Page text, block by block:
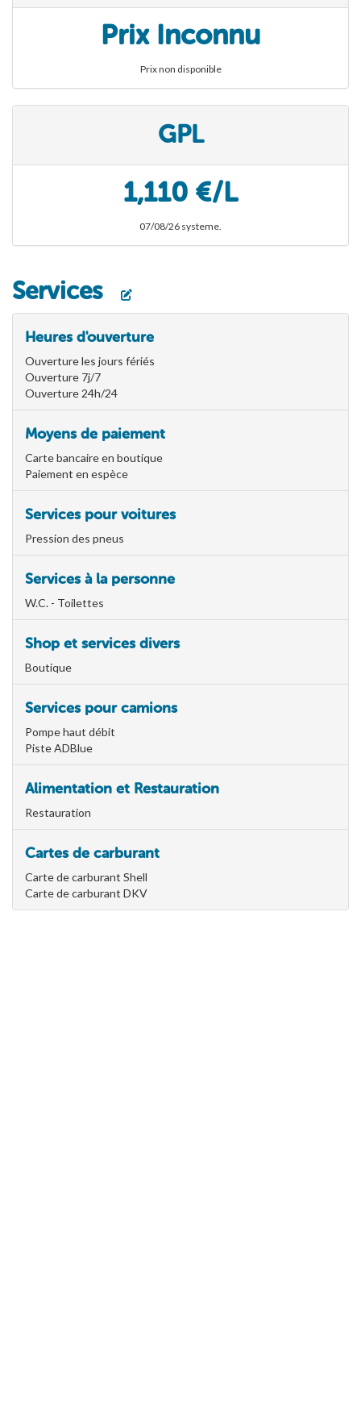
Prix Inconnu
Prix non disponible
GPL
1,110 €/L
07/08/26 systeme.
Services
Heures d'ouverture
Ouverture les jours fériés
Ouverture 7j/7
Ouverture 24h/24
Moyens de paiement
Carte bancaire en boutique
Paiement en espèce
Services pour voitures
Pression des pneus
Services à la personne
W.C. - Toilettes
Shop et services divers
Boutique
Services pour camions
Pompe haut débit
Piste ADBlue
Alimentation et Restauration
Restauration
Cartes de carburant
Carte de carburant Shell
Carte de carburant DKV